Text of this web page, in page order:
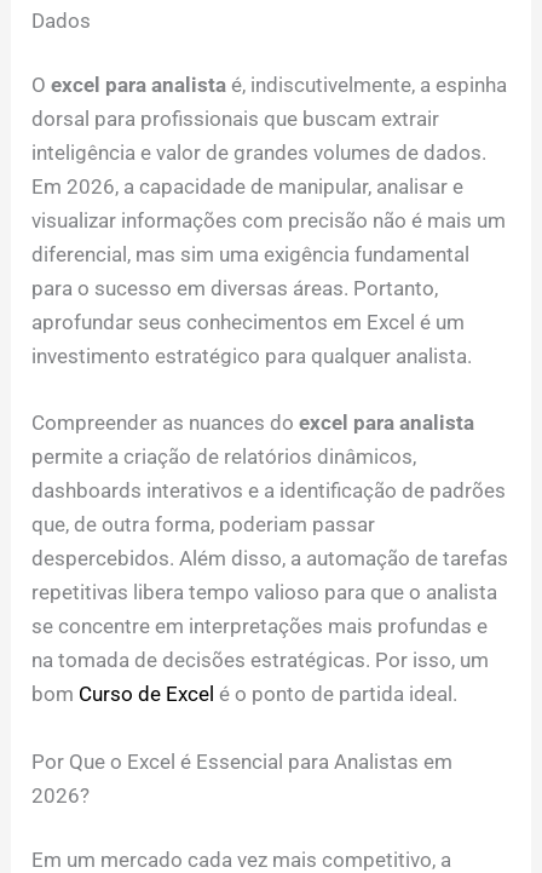
Dados
Oexcel para analista é, indiscutivelmente, a espinha
dorsal para profissionais que buscam extrair
inteligência e valor de grandes volumes de dados.
Em 2026, a capacidade de manipular, analisar e
visualizar informações com precisão não é mais um
diferencial, mas sim uma exigência fundamental
para o sucesso em diversas áreas. Portanto,
aprofundar seus conhecimentos em Excel é um
investimento estratégico para qualquer analista.
Compreender as nuances doexcel para analista
permite a criação de relatórios dinâmicos,
dashboards interativos e a identificação de padrões
que, de outra forma, poderiam passar
despercebidos. Além disso, a automação de tarefas
repetitivas libera tempo valioso para que o analista
se concentre em interpretações mais profundas e
na tomada de decisões estratégicas. Por isso, um
bom Curso de Excel é o ponto de partida ideal.
Por Que o Excel é Essencial para Analistas em
2026?
Em um mercado cada vez mais competitivo, a